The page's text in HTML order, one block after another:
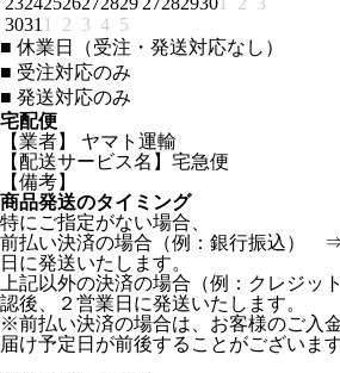
3031 1 2 3 4 5
■ 休業日（受注・発送対応なし）
■ 受注対応のみ
■ 発送対応のみ
宅配便
【業者】 ヤマト運輸
【配送サービス名】宅急便
【備考】
商品発送のタイミング
特にご指定がない場合、
前払い決済の場合（例：銀行振込）
日に発送いたします。
上記以外の決済の場合（例：クレジ
認後、２営業日に発送いたします。
※前払い決済の場合は、お客様のご入
届け予定日が前後することがございます